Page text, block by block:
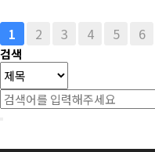
1 2 3 4 5 6
검색